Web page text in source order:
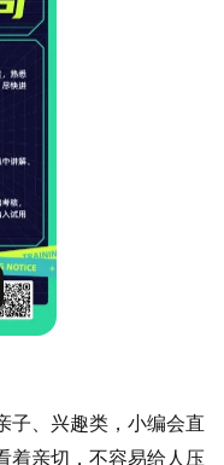
、 兴趣类，小编会直
着亲切，不容易给人压